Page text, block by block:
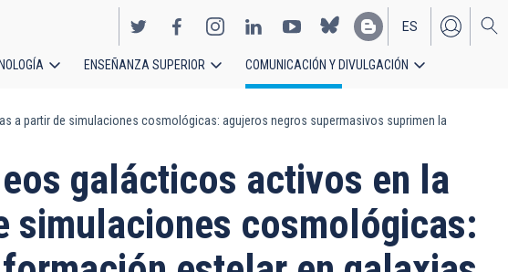
EN
ES
ENSEÑANZA SUPERIOR COMUNICACIÓN Y DIVULGACIÓN
a partir de simulaciones cosmológicas: agujeros negros supermasivos suprimen la
galácticos activos en la
simulaciones cosmológicas: